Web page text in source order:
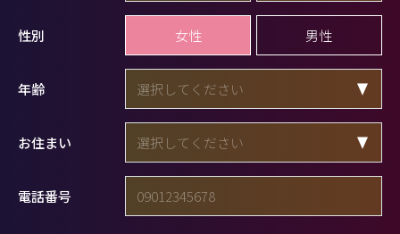
性別 女性 男性
年齢
お住まい
電話番号